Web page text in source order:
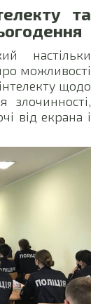
та
настільки
можливості
щодо
злочинності,
від екрана і